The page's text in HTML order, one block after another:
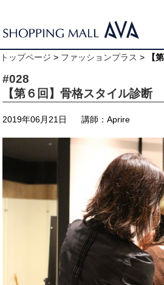
トップページ > ファッションプラス > 【
#028
【第６回】骨格スタイル診断
2019年06月21日 講師：Aprire